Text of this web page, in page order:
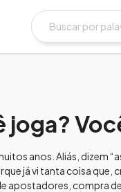
joga?
anos. Aliás, dizem
já vi tanta coisa que,
apostadores, compra